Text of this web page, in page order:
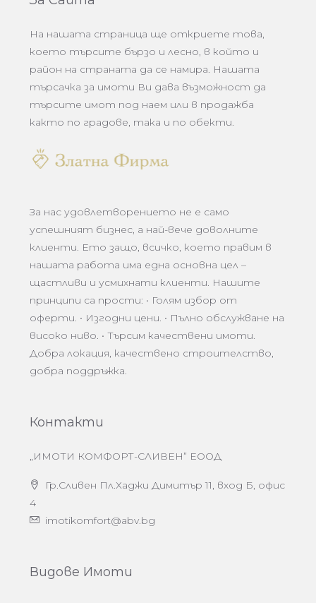
На нашата страница ще откриете това,
което търсите бързо и лесно, в който и
район на страната да се намира. Нашата
търсачка за имоти Ви дава възможност да
търсите имот под наем или в продажба
както по градове, така и по обекти.
За нас удовлетворението не е само
успешният бизнес, а най-вече доволните
клиенти. Ето защо, всичко, което правим в
нашата работа има една основна цел –
щастливи и усмихнати клиенти. Нашите
принципи са прости: • Голям избор от
оферти. • Изгодни цени. • Пълно обслужване на
високо ниво. • Търсим качествени имоти.
Добра локация, качествено строителство,
добра поддръжка.
Контакти
„ИМОТИ КОМФОРТ-СЛИВЕН” ЕООД
Гр.Сливен Пл.Хаджи Димитър 11, вход Б, офис
4
imotikomfort@abv.bg
Видове Имоти